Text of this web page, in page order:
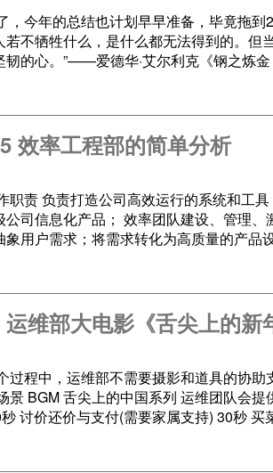
，今年的总结也计划早早准备，毕竟拖
不牺牲什么，是什么都无法得到的。但
韧的心。”——爱德华·艾尔利克《钢之炼金
效率工程部的简单分析
职责 负责打造公司高效运行的系统和工
公司信息化产品； 效率团队建设、管理
象用户需求；将需求转化为高质量的产品
维部大电影《舌尖上的新
过程中，运维部不需要摄影和道具的协
景 BGM 舌尖上的中国系列 运维团队会
讨价还价与支付(需要家属支持) 30秒 买